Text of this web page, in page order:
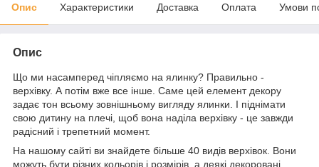
Опис Характеристики Доставка Оплата Умови
Опис
Що ми насамперед чіпляємо на ялинку? Правильно -
верхівку. А потім вже все інше. Саме цей елемент декору
задає тон всьому зовнішньому вигляду ялинки. І піднімати
свою дитину на плечі, щоб вона наділа верхівку - це завжди
радісний і трепетний момент.
На нашому сайті ви знайдете більше 40 видів верхівок. Вони
можуть бути різних кольорів і розмірів, а деякі декоровані